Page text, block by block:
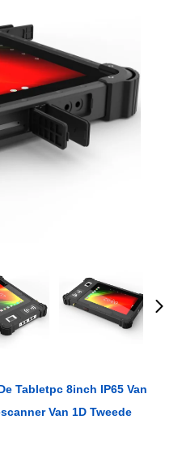
Tabletpc 8inch IP65 Van
Van 1D Tweede